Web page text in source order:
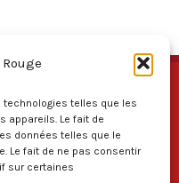
telles que les
appareils. Le fait de
données telles que le
Le fait de ne pas consentir
sur certaines